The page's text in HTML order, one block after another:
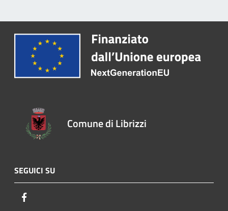
Comune di Librizzi
SEGUICI SU